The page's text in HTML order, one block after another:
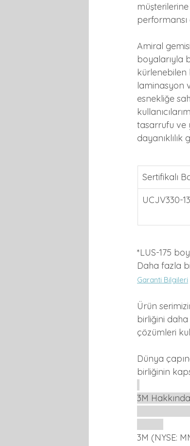
Amiral
boyalarıyla
kürlenebilen
laminasyon
esnekliğe
tasarrufu ve
Sertifikalı
UCJV330-
*LUS-175
Daha fazla
Garanti Bilgileri
Ürün
birliğini
çözümleri
Dünya
birliğinin
3M
3M (NYSE: